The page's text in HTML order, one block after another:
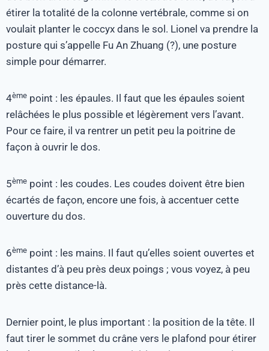
étirer la totalité de la colonne vertébrale, comme si on
voulait planter le coccyx dans le sol. Lionel va prendre la
posture qui s’appelle Fu An Zhuang (?), une posture
simple pour démarrer.
4ème point : les épaules. Il faut que les épaules soient
relâchées le plus possible et légèrement vers l’avant.
Pour ce faire, il va rentrer un petit peu la poitrine de
façon à ouvrir le dos.
5ème point : les coudes. Les coudes doivent être bien
écartés de façon, encore une fois, à accentuer cette
ouverture du dos.
6ème point : les mains. Il faut qu’elles soient ouvertes et
distantes d’à peu près deux poings ; vous voyez, à peu
près cette distance-là.
Dernier point, le plus important : la position de la tête. Il
faut tirer le sommet du crâne vers le plafond pour étirer